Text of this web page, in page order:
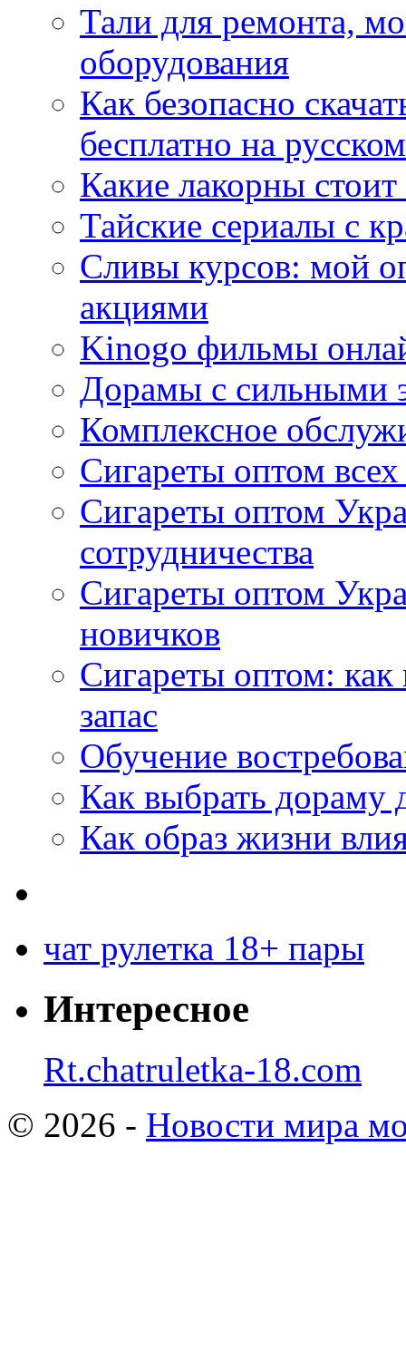
Тали для ремонта,
оборудования
Как безопасно
бесплатно на
Какие лакорны
Тайские сериалы с
Сливы курсов: мой
акциями
Kinogo фильмы
Дорамы с сильными
Комплексное
Сигареты оптом
Сигареты оптом
сотрудничества
Сигареты оптом
новичков
Сигареты оптом:
запас
Обучение
Как выбрать дораму
Как образ жизни
чат рулетка 18+ пары
Интересное
Rt.chatruletka-18.com
© 2026 - Новости мира